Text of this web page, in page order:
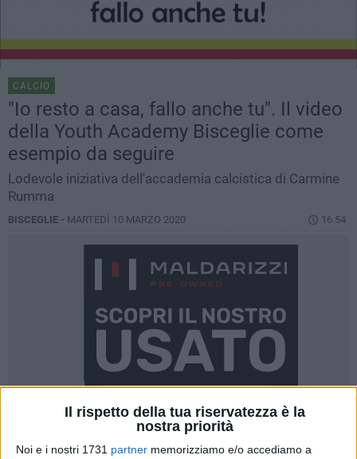
Il rispetto della tua riservatezza è la
nostra priorità
Noi e i nostri 1731 partner memorizziamo e/o accediamo a
CALCIO
"Io resto a casa, fallo anche tu". Il video
della Youth Academy Bisceglie come
esempio da seguire
Lodevole iniziativa dell'accademia calcistica di Carmine
Rumma
BISCEGLIE - MARTEDÌ 10 MARZO 2020 16.54